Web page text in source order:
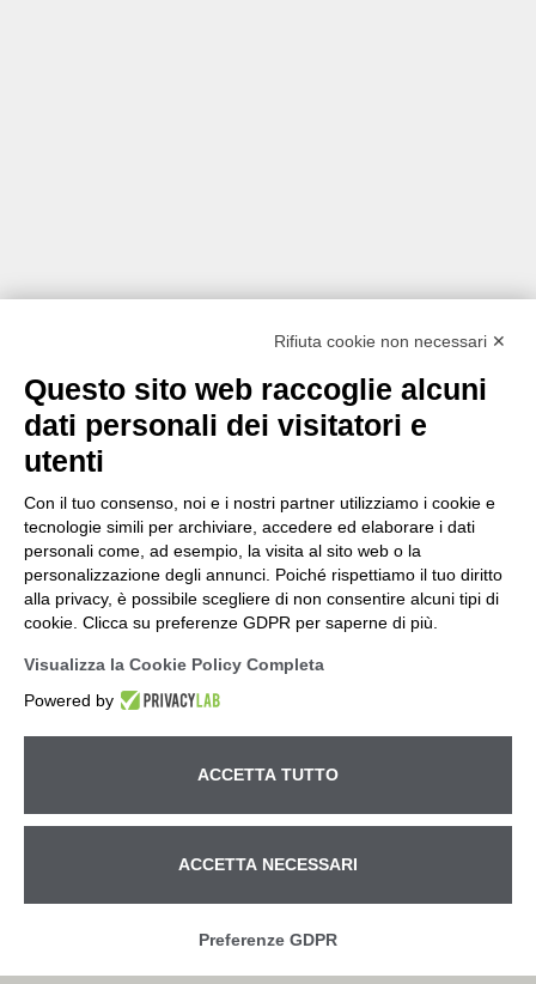
Betto Macchine S.r.l. – Ufficio e Magazzino Via Pitagora, 14
+39 049.632351 – e-mail:info@bettomacchine.it| partita
IVA 00792190282 – R.E.A. PD n. 346257 Cod.fiscale e Iscr.
R.I. Padova n. 00792190282 | Cap. Soc. i.v. € 49.400,00 |
Privacy| © 2026 All Rights Reserved
Rifiuta cookie non necessari ✕
Questo sito web raccoglie alcuni
dati personali dei visitatori e
utenti
Con il tuo consenso, noi e i nostri partner utilizziamo i cookie e
tecnologie simili per archiviare, accedere ed elaborare i dati
personali come, ad esempio, la visita al sito web o la
personalizzazione degli annunci. Poiché rispettiamo il tuo diritto
alla privacy, è possibile scegliere di non consentire alcuni tipi di
cookie. Clicca su preferenze GDPR per saperne di più.
Visualizza la Cookie Policy Completa
Powered by
ACCETTA TUTTO
ACCETTA NECESSARI
Preferenze GDPR